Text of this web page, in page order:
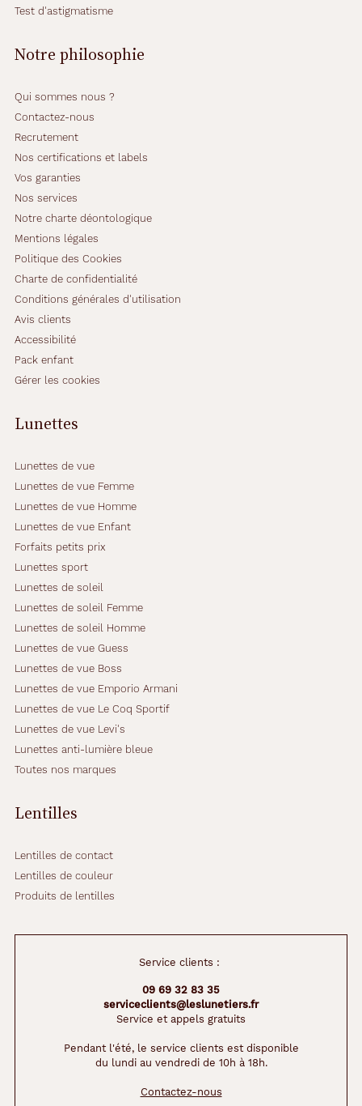
Test d'astigmatisme
Notre philosophie
Qui sommes nous ?
Contactez-nous
Recrutement
Nos certifications et labels
Vos garanties
Nos services
Notre charte déontologique
Mentions légales
Politique des Cookies
Charte de confidentialité
Conditions générales d'utilisation
Avis clients
Accessibilité
Pack enfant
Gérer les cookies
Lunettes
Lunettes de vue
Lunettes de vue Femme
Lunettes de vue Homme
Lunettes de vue Enfant
Forfaits petits prix
Lunettes sport
Lunettes de soleil
Lunettes de soleil Femme
Lunettes de soleil Homme
Lunettes de vue Guess
Lunettes de vue Boss
Lunettes de vue Emporio Armani
Lunettes de vue Le Coq Sportif
Lunettes de vue Levi's
Lunettes anti-lumière bleue
Toutes nos marques
Lentilles
Lentilles de contact
Lentilles de couleur
Produits de lentilles
Service clients :
09 69 32 83 35
serviceclients@leslunetiers.fr
Service et appels gratuits
Pendant l'été, le service clients est disponible
du lundi au vendredi de 10h à 18h.
Contactez-nous